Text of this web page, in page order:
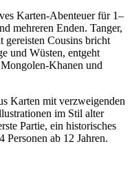
Karten-Abenteuer für 1–
mehreren Enden. Tanger,
gereisten Cousins bricht
und Wüsten, entgeht
Khanen und
Karten mit verzweigenden
im Stil alter
Partie, ein historisches
ab 12 Jahren.